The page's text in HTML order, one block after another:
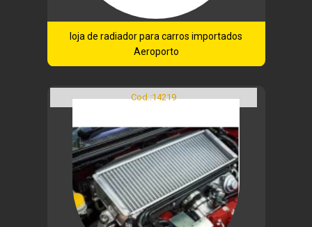
loja de radiador para carros importados
Aeroporto
Cod.:14219